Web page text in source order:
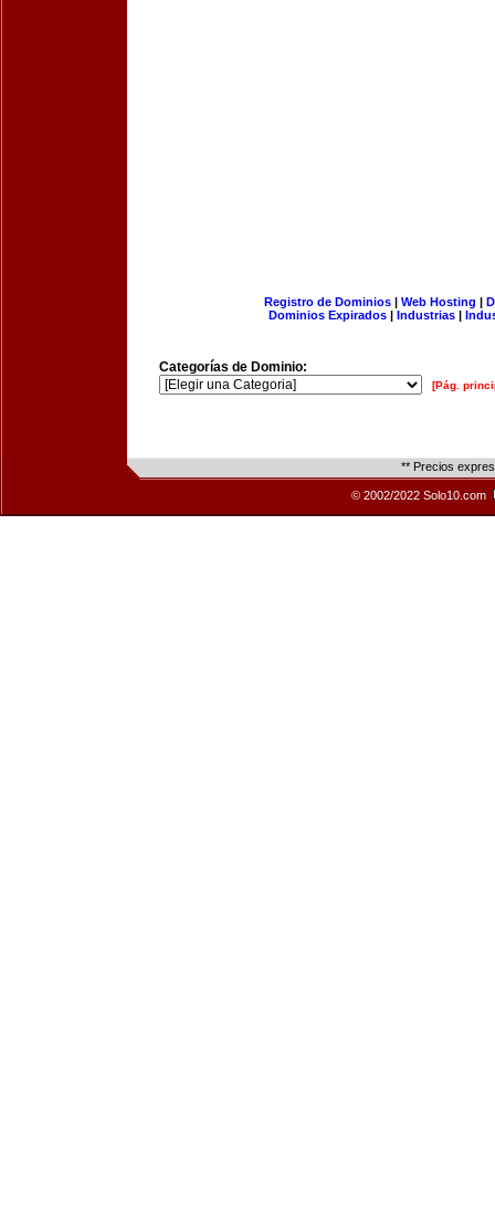
Registro de Dominios| Web Hosting |
Dominios Expirados | Industrias |
Categorías de Dominio:
[Pág.
** Precios
© 2002/2022 Solo10.com